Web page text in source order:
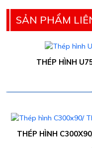
SẢN PHẨM
THÉP HÌNH
THÉP HÌNH